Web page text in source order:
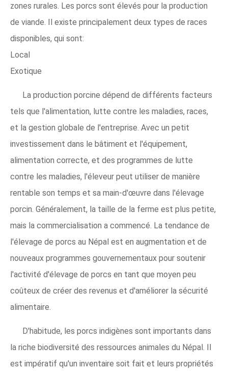
zones rurales. Les porcs sont élevés pour la production
de viande. Il existe principalement deux types de races
disponibles, qui sont:
Local
Exotique
La production porcine dépend de différents facteurs
tels que l'alimentation, lutte contre les maladies, races,
et la gestion globale de l'entreprise. Avec un petit
investissement dans le bâtiment et l'équipement,
alimentation correcte, et des programmes de lutte
contre les maladies, l'éleveur peut utiliser de manière
rentable son temps et sa main-d'œuvre dans l'élevage
porcin. Généralement, la taille de la ferme est plus petite,
mais la commercialisation a commencé. La tendance de
l'élevage de porcs au Népal est en augmentation et de
nouveaux programmes gouvernementaux pour soutenir
l'activité d'élevage de porcs en tant que moyen peu
coûteux de créer des revenus et d'améliorer la sécurité
alimentaire.
D'habitude, les porcs indigènes sont importants dans
la riche biodiversité des ressources animales du Népal. Il
est impératif qu'un inventaire soit fait et leurs propriétés